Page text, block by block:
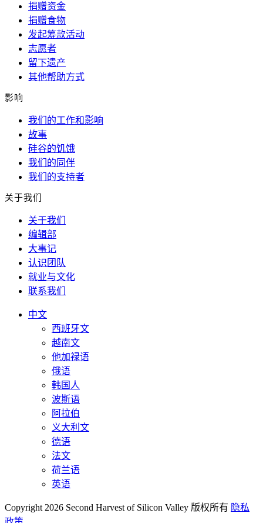
捐赠资金
捐赠食物
发起筹款活动
志愿者
留下遗产
其他帮助方式
影响
我们的工作和影响
故事
硅谷的饥饿
我们的同伴
我们的支持者
关于我们
关于我们
编辑部
大事记
认识团队
就业与文化
联系我们
中文
西班牙文
越南文
他加禄语
俄语
韩国人
波斯语
阿拉伯
义大利文
德语
法文
荷兰语
英语
Copyright 2026 Second Harvest of Silicon Valley 版权所有 隐私